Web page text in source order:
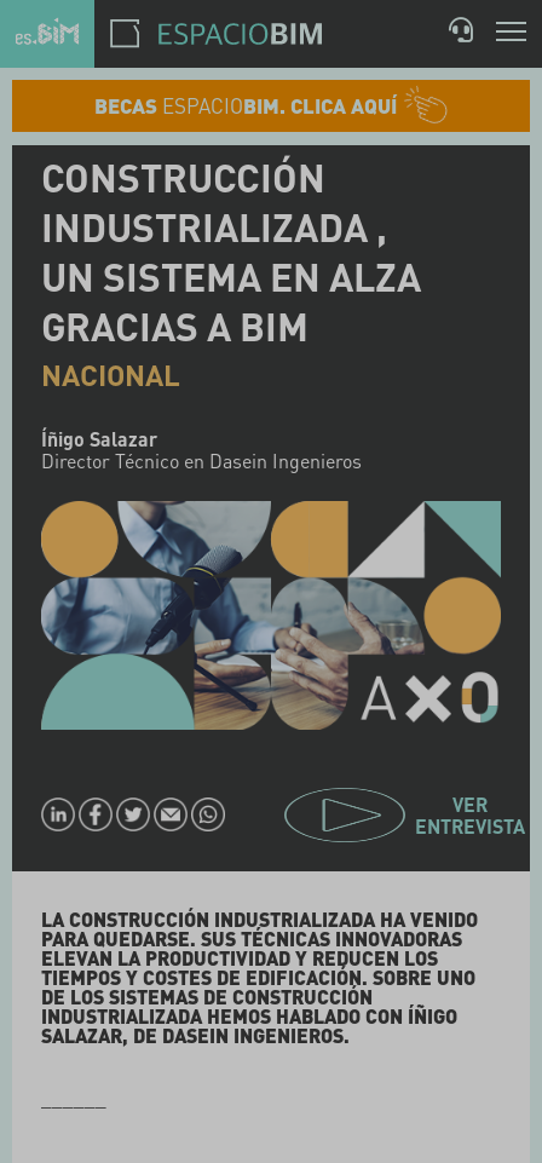
BECAS ESPACIOBIM. CLICA AQUÍ
CONSTRUCCIÓN
INDUSTRIALIZADA ,
UN SISTEMA EN ALZA
GRACIAS A BIM
NACIONAL
Íñigo Salazar
Director Técnico en Dasein Ingenieros
VER
ENTREVISTA
LA CONSTRUCCIÓN INDUSTRIALIZADA HA VENIDO
PARA QUEDARSE. SUS TÉCNICAS INNOVADORAS
ELEVAN LA PRODUCTIVIDAD Y REDUCEN LOS
TIEMPOS Y COSTES DE EDIFICACIÓN. SOBRE UNO
DE LOS SISTEMAS DE CONSTRUCCIÓN
INDUSTRIALIZADA HEMOS HABLADO CON ÍÑIGO
SALAZAR, DE DASEIN INGENIEROS.